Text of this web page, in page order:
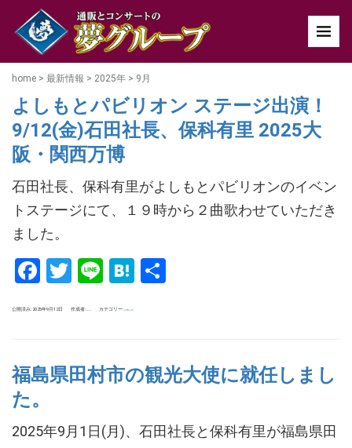
home > 最新情報 > 2025年 > 9月
よしもとパビリオン ステージ出演！
9/12(金)石田社長、保科有里 2025大
阪・関西万博
石田社長、保科有里がよしもとパビリオンのイベン
トステージにて、１９時から２曲歌わせていただき
ました。
Facebook
Twitter
LineHatena
公開済み: 2025年9月12日 作成者: カテゴリー: お知らせ
福島県田村市の観光大使に就任しまし
た。
2025年9月1日(月)、石田社長と保科有里が福島県田